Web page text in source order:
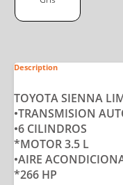
Description
TOYOTA SIENNA
•TRANSMISION
•6 CILINDROS
*MOTOR 3.5 L
•AIRE
*266 HP